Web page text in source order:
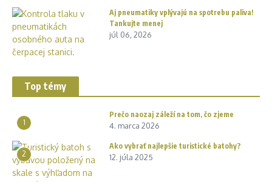
Aj pneumatiky vplývajú na spotrebu paliva!
Tankujte menej
júl 06, 2026
Top témy
1
Prečo naozaj záleží na tom, čo zjeme
4. marca 2026
2
Ako vybrať najlepšie turistické batohy?
12. júla 2025